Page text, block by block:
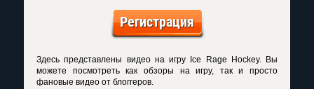
Регистрация
Здесь представлены видео на игру Ice Rage Hockey. Вы
можете посмотреть как обзоры на игру, так и просто
фановые видео от блоггеров.